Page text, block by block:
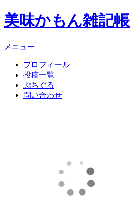
美味かもん雑記帳
メニュー
プロフィール
投稿一覧
ぷちぐる
問い合わせ